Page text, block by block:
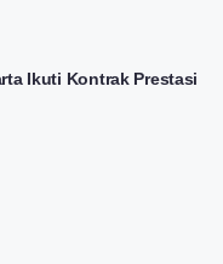
Ikuti Kontrak Prestasi